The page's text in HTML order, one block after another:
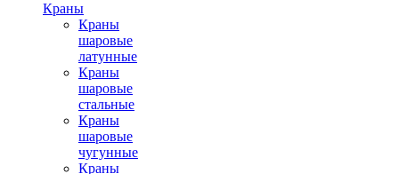
Краны
Краны
шаровые
латунные
Краны
шаровые
стальные
Краны
шаровые
чугунные
Краны